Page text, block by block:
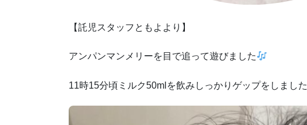
【託児スタッフともよより】
アンパンマンメリーを目で追って遊びました
11時15分頃ミルク50mlを飲みしっかりゲップをしました